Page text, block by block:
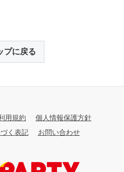
プに戻る
用規約
個人情報保護方針
く表記
お問い合わせ